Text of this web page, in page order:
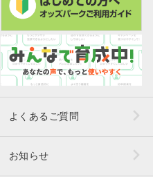
よくあるご質問
お知らせ